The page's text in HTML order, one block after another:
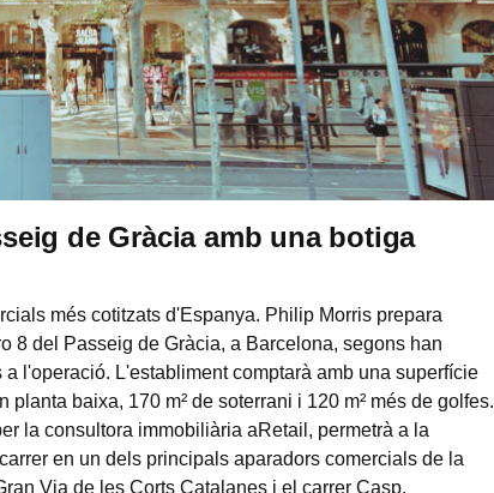
de Gràcia amb una botiga
més cotitzats d'Espanya. Philip Morris prepara
8 del Passeig de Gràcia, a Barcelona, segons han
l'operació. L'establiment comptarà amb una superfície
planta baixa, 170 m² de soterrani i 120 m² més de golfes.
la consultora immobiliària aRetail, permetrà a la
en un dels principals aparadors comercials de la
Via de les Corts Catalanes i el carrer Casp.